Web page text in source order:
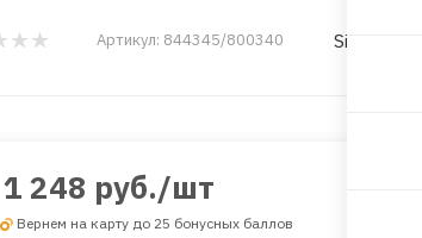
Артикул: 844345/800340 Sintec
1 248 руб./шт
Вернем на карту до 25 бонусных баллов